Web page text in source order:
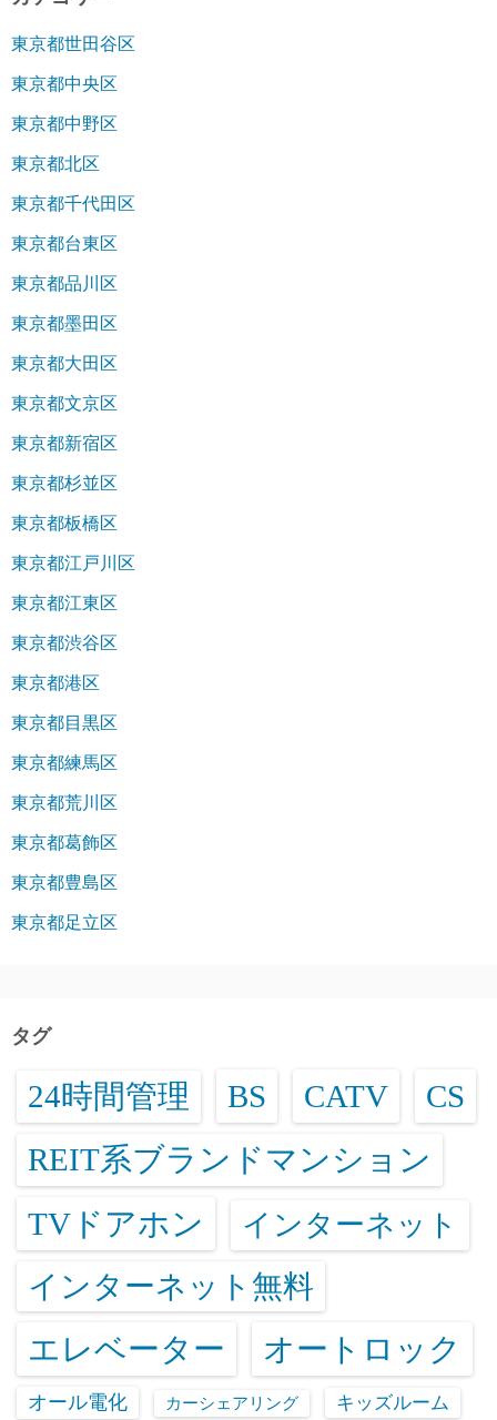
東京都世田谷区
東京都中央区
東京都中野区
東京都北区
東京都千代田区
東京都台東区
東京都品川区
東京都墨田区
東京都大田区
東京都文京区
東京都新宿区
東京都杉並区
東京都板橋区
東京都江戸川区
東京都江東区
東京都渋谷区
東京都港区
東京都目黒区
東京都練馬区
東京都荒川区
東京都葛飾区
東京都豊島区
東京都足立区
タグ
24時間管理 BS CATV CS
REIT系ブランドマンション
TVドアホン インターネット
インターネット無料
エレベーター オートロック
オール電化 カーシェアリング キッズルーム